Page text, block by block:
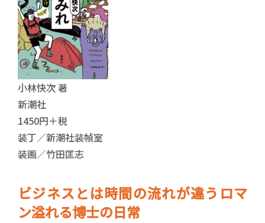
小林快次 著
新潮社
1450円＋税
装丁／新潮社装幀室
装画／竹田匡志
ビジネスとは時間の流れが違うロマ
ン溢れる博士の日常